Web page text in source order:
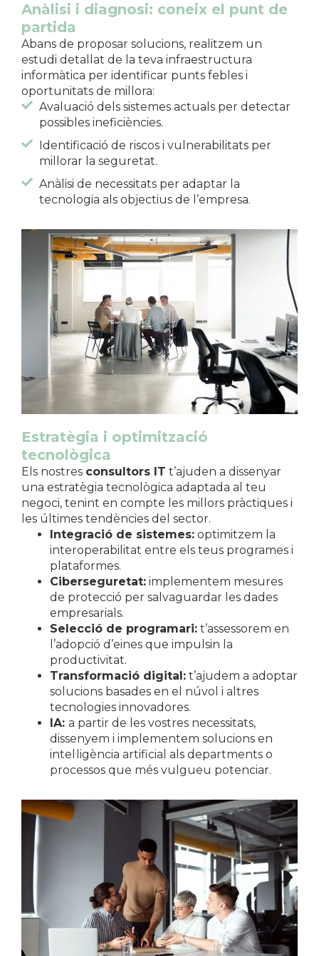
Anàlisi i diagnosi: coneix el punt de
partida
Abans de proposar solucions, realitzem un
estudi detallat de la teva infraestructura
informàtica per identificar punts febles i
oportunitats de millora:
Avaluació dels sistemes actuals per detectar
possibles ineficiències.
Identificació de riscos i vulnerabilitats per
millorar la seguretat.
Anàlisi de necessitats per adaptar la
tecnologia als objectius de l’empresa.
Estratègia i optimització
tecnològica
Els nostres consultors IT t’ajuden a dissenyar
una estratègia tecnològica adaptada al teu
negoci, tenint en compte les millors pràctiques i
les últimes tendències del sector.
Integració de sistemes: optimitzem la
interoperabilitat entre els teus programes i
plataformes.
Ciberseguretat: implementem mesures
de protecció per salvaguardar les dades
empresarials.
Selecció de programari: t’assessorem en
l’adopció d’eines que impulsin la
productivitat.
Transformació digital: t’ajudem a adoptar
solucions basades en el núvol i altres
tecnologies innovadores.
IA: a partir de les vostres necessitats,
dissenyem i implementem solucions en
intel·ligència artificial als departments o
processos que més vulgueu potenciar.